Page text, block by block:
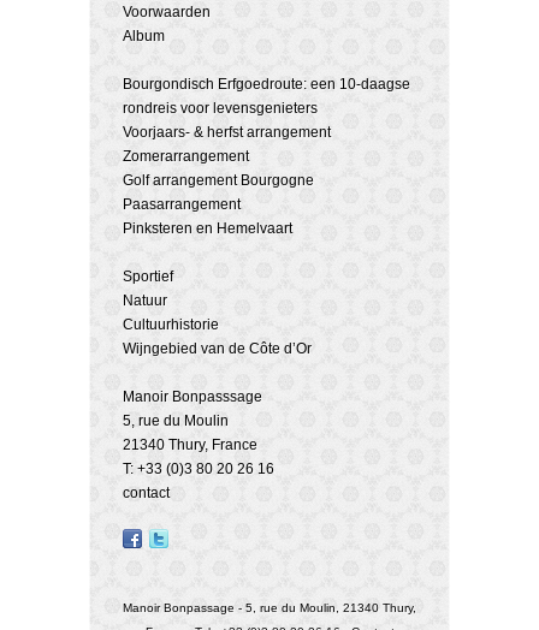
Voorwaarden
Album
Bourgondisch Erfgoedroute: een 10-daagse
rondreis voor levensgenieters
Voorjaars- & herfst arrangement
Zomerarrangement
Golf arrangement Bourgogne
Paasarrangement
Pinksteren en Hemelvaart
Sportief
Natuur
Cultuurhistorie
Wijngebied van de Côte d’Or
Manoir Bonpasssage
5, rue du Moulin
21340 Thury, France
T: +33 (0)3 80 20 26 16
contact
Manoir Bonpassage - 5, rue du Moulin, 21340 Thury,